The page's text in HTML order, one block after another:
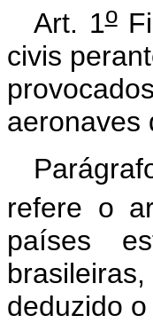
Art. 1o
civis
aeronaves
refere o
países
deduzido